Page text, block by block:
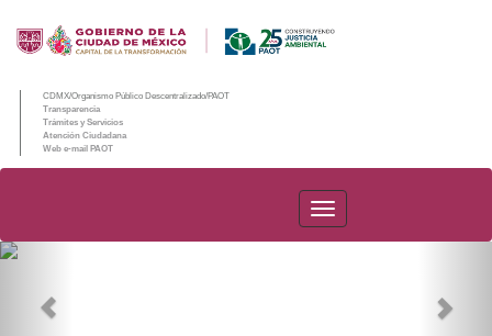
CDMX/Organismo Público Descentralizado/PAOT
Transparencia
Trámites y Servicios
Atención Ciudadana
Web e-mail PAOT
PAOT